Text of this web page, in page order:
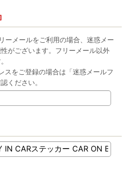
]
ーメールをご利用の場合、迷惑メー
がございます。フリーメール以外
スをご登録の場合は「迷惑メールフ
ください。